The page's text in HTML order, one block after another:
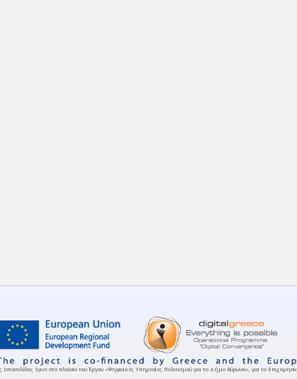
Ιστοσελίδας έγινε στο πλαίσιο του Έργου «Ψηφιακές Υπηρεσίες Πολιτισμού για το Δήμο Βύρωνα», για το